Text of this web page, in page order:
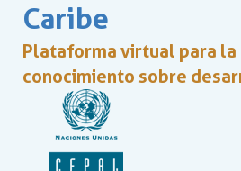
Caribe
Plataforma virtual para la
conocimiento sobre